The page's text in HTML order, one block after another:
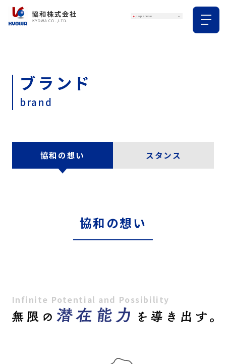
ブランド
brand
協和の想い スタンス
協和の想い
Infinite Potential and Possibility